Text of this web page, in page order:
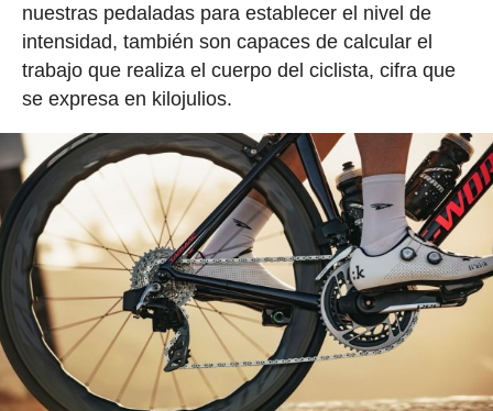
nuestras pedaladas para establecer el nivel de
intensidad, también son capaces de calcular el
trabajo que realiza el cuerpo del ciclista, cifra que
se expresa en kilojulios.